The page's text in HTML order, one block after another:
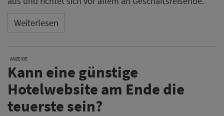
Weiterlesen
ANZEIGE
Kann eine günstige
Hotelwebsite am Ende die
teuerste sein?